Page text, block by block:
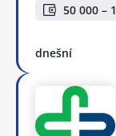
50 000 –
dnešní